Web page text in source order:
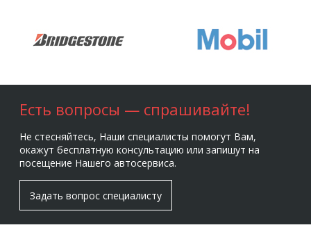
Есть вопросы — спрашивайте!
Не стесняйтесь, Наши специалисты помогут Вам,
окажут бесплатную консультацию или запишут на
посещение Нашего автосервиса.
Задать вопрос специалисту